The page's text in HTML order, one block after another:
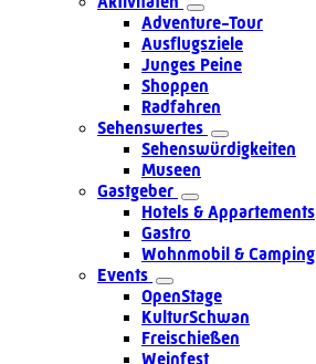
Adventure-Tour
Ausflugsziele
Junges Peine
Shoppen
Radfahren
Sehenswertes
Sehenswürdigkeiten
Museen
Gastgeber
Hotels & Appartements
Gastro
Wohnmobil & Camping
Events
OpenStage
KulturSchwan
Freischießen
Weinfest